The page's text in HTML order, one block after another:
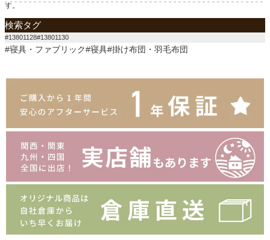
す。
検索タグ
#13801128#13801130
#寝具・ファブリック#寝具#掛け布団・羽毛布団